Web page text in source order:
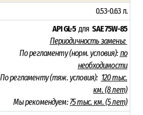
0.53-0.63 л.
API GL-5 дляSAE 75W-85
Периодичность замены:
По регламенту (норм. условия): по
необходимости
По регламенту (тяж. условия): 120 тыс.
км. (8 лет)
Мы рекомендуем:75 тыс. км. (5 лет)